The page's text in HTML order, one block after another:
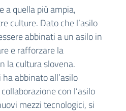
a quella più ampia,
culture. Dato che l’asilo
abbinati a un asilo in
e rafforzare la
la cultura slovena.
abbinato all’asilo
con l’asilo
mezzi tecnologici, si